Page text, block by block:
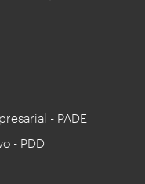
- PADE
- PDD